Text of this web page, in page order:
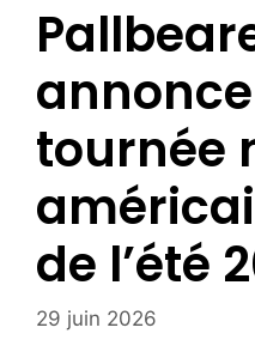
tournée
de l’été
29 juin 2026